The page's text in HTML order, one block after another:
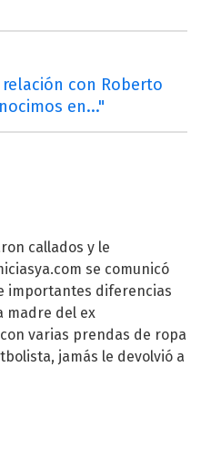
con Roberto
en..."
callados y le
se comunicó
importantes diferencias
madre del ex
varias prendas de ropa
jamás le devolvió a